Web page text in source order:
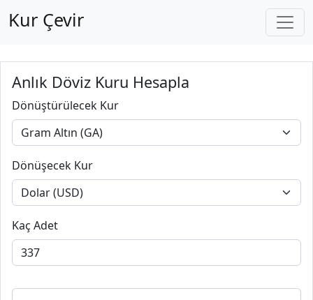
Kur Çevir
Anlık Döviz Kuru Hesapla
Dönüştürülecek Kur
Dönüşecek Kur
Kaç Adet